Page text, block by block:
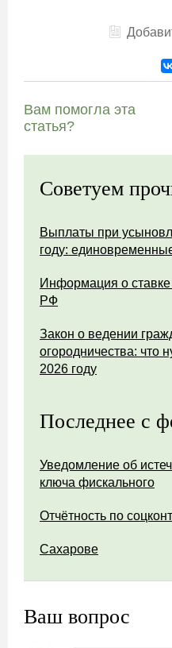
Вам помогла эта
статья?
Советуем
Выплаты при
году:
Информация о
РФ
Закон о ведении
огородничества: что
2026 году
Последнее с
Уведомление об
ключа фискального
Отчётность по
Сахарове
Ваш вопрос